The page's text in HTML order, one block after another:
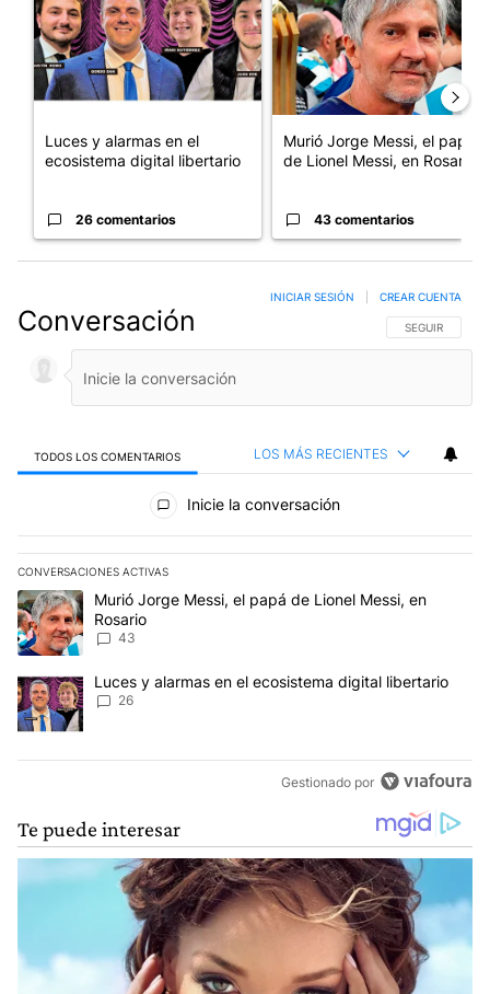
Luces y alarmas en el
ecosistema digital libertario
26 comentarios
Murió Jorge Messi, el papá
de Lionel Messi, en Rosario
43 comentarios
Conversación SIGA ESTA
SEGUIR
INICIAR SESIÓN CREAR CUENTA
TODOS LOS COMENTARIOS LOS MÁS RECIENTES
Todos los comentarios
Inicie la conversación
CONVERSACIONES ACTIVAS
Este listado muestra los artículos con más comentarios en los
Un artículo de tendencia con el título "Murió Jorge Messi, el
Murió Jorge Messi, el papá de Lionel Messi, en
Rosario
43
Un artículo de tendencia con el título "Luces y alarmas en el
Luces y alarmas en el ecosistema digital libertario
26
Gestionado por